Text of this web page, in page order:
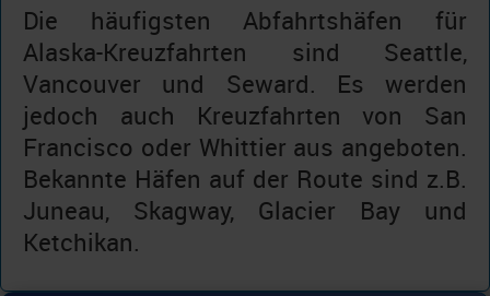
Die häufigsten Abfahrtshäfen für
Alaska-Kreuzfahrten sind Seattle,
Vancouver und Seward. Es werden
jedoch auch Kreuzfahrten von San
Francisco oder Whittier aus angeboten.
Bekannte Häfen auf der Route sind z.B.
Juneau, Skagway, Glacier Bay und
Ketchikan.